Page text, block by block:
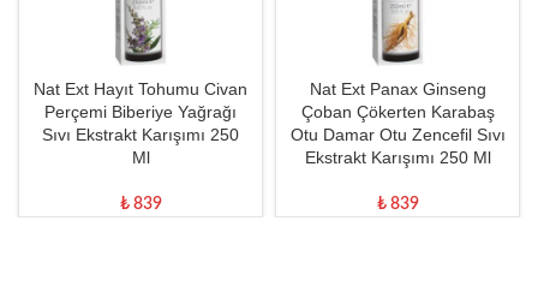
Nat Ext Hayıt Tohumu Civan
Perçemi Biberiye Yağrağı
Sıvı Ekstrakt Karışımı 250
Ml
₺839
Nat Ext Panax Ginseng
Çoban Çökerten Karabaş
Otu Damar Otu Zencefil Sıvı
Ekstrakt Karışımı 250 Ml
₺839